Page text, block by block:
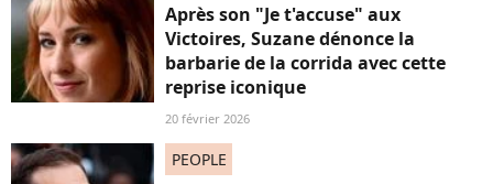
Après son "Je t'accuse" aux
Victoires, Suzane dénonce la
barbarie de la corrida avec cette
reprise iconique
20 février 2026
PEOPLE